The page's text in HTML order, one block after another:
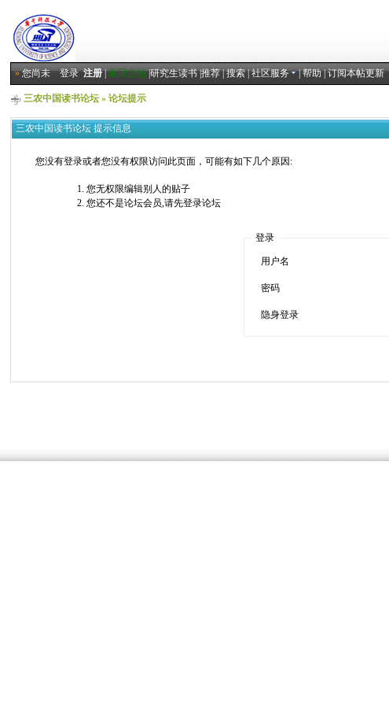
»您尚未登录 注册|返回主站|研究生读书|推荐|搜索|社区服务 |帮助|订阅本帖更新
三农中国读书论坛 » 论坛提示
三农中国读书论坛 提示信息
您没有登录或者您没有权限访问此页面，可能有如下几个原因:
您无权限编辑别人的贴子
您还不是论坛会员,请先登录论坛
登录
用户名
密码
隐身登录